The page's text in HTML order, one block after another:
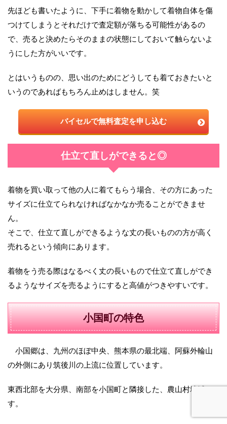
先ほども書いたように、下手に着物を動かして着物自体を傷
つけてしまうとそれだけで査定額が落ちる可能性があるの
で、売ると決めたらそのままの状態にしておいて触らないよ
うにした方がいいです。
とはいうものの、思い出のためにどうしても着ておきたいと
いうのであればもちろん止めはしません。笑
バイセルで無料査定を申し込む
仕立て直しができると◎
着物を買い取って他の人に着てもらう場合、その方にあった
サイズに仕立てられなければなかなか売ることができませ
ん。
そこで、仕立て直しができるような丈の長いものの方が高く
売れるという傾向にあります。
着物をう売る際はなるべく丈の長いもので仕立て直しができ
るようなサイズを売るようにすると高値がつきやすいです。
小国町の特色
小国郷は、九州のほぼ中央、熊本県の最北端、阿蘇外輪山
の外側にあり筑後川の上流に位置しています。
東西北部を大分県、南部を小国町と隣接した、農山村地域で
す。